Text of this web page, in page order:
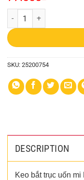
Keo Bắt Trục Baisidai B-
SKU: 25200754
DESCRIPTION
Keo bắt trục uốn